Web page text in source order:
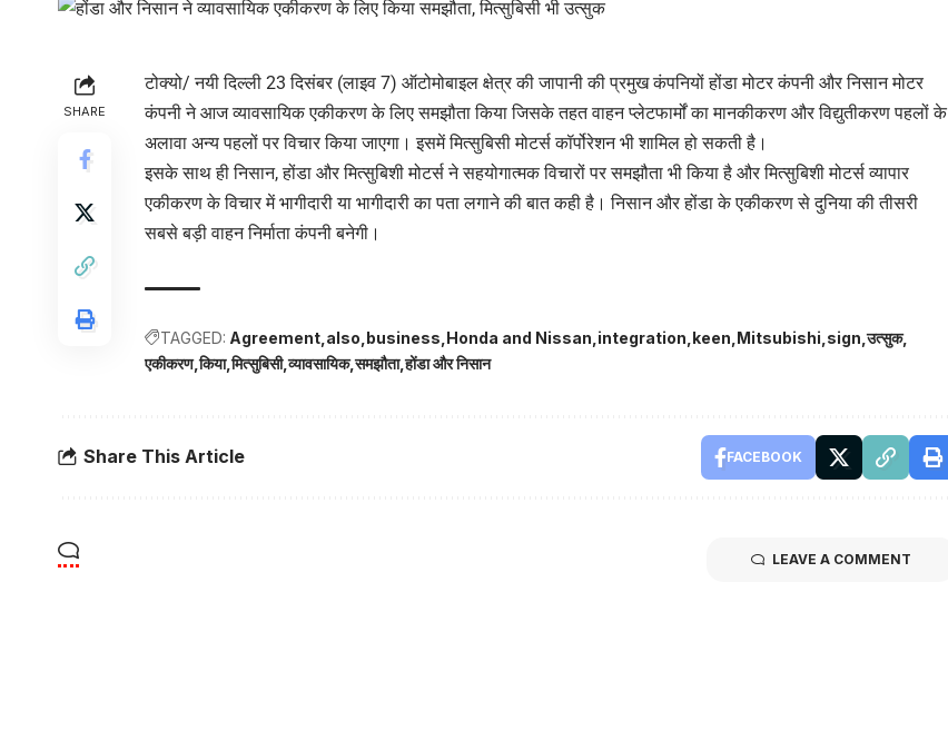
SHARE
टोक्यो/ नयी दिल्ली 23 दिसंबर (लाइव 7) ऑटोमोबाइल क्षेत्र की जापानी की प्रमुख कंपनियों होंडा मोटर कंपनी और निसान मोटर
कंपनी ने आज व्यावसायिक एकीकरण के लिए समझौता किया जिसके तहत वाहन प्लेटफार्मों का मानकीकरण और विद्युतीकरण पहलों के
अलावा अन्य पहलों पर विचार किया जाएगा। इसमें मित्सुबिसी मोटर्स कॉर्पोरेशन भी शामिल हो सकती है।
इसके साथ ही निसान, होंडा और मित्सुबिशी मोटर्स ने सहयोगात्मक विचारों पर समझौता भी किया है और मित्सुबिशी मोटर्स व्यापार
एकीकरण के विचार में भागीदारी या भागीदारी का पता लगाने की बात कही है। निसान और होंडा के एकीकरण से दुनिया की तीसरी
सबसे बड़ी वाहन निर्माता कंपनी बनेगी।
TAGGED: Agreement also business Honda and Nissan integration keen Mitsubishi sign उत्सुक
एकीकरण किया मित्सुबिसी व्यावसायिक समझौता होंडा और निसान
Share This Article FACEBOOK
LEAVE A COMMENT